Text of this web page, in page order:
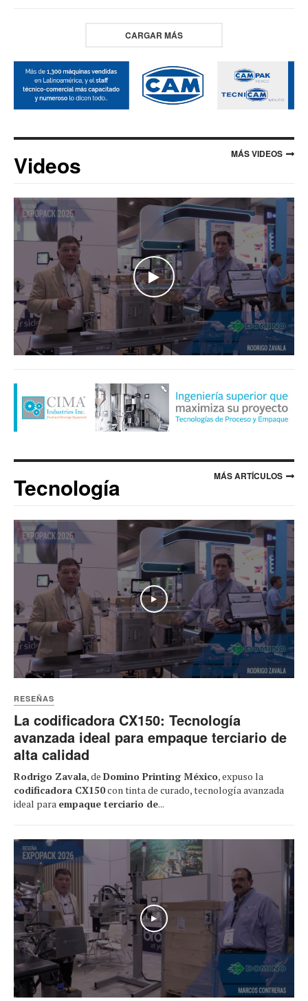
CARGAR MÁS
Videos MÁS VIDEOS
WATCH THE VIDEO
Tecnología MÁS ARTÍCULOS
Play
RESEÑAS
La codificadora CX150: Tecnología
avanzada ideal para empaque terciario de
alta calidad
Rodrigo Zavala, de Domino Printing México, expuso la
codificadora CX150con tinta de curado, tecnología avanzada
ideal para empaque terciario de...
Play